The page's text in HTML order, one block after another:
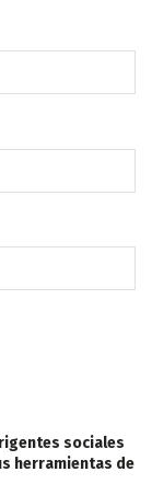
sociales
herramientas de